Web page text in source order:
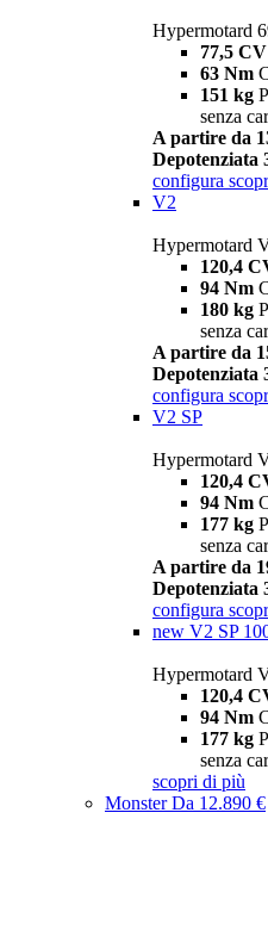
Hypermotard
77,5 CV
63 Nm
151 kg
senza
A partire da
Depotenziata
configura
V2
Hypermotard
120,4
94 Nm
180 kg
senza
A partire da
Depotenziata
configura
V2 SP
Hypermotard
120,4
94 Nm
177 kg
senza
A partire da
Depotenziata
configura
new V2 SP
Hypermotard
120,4
94 Nm
177 kg
senza
scopri di più
MonsterDa 12.890 €